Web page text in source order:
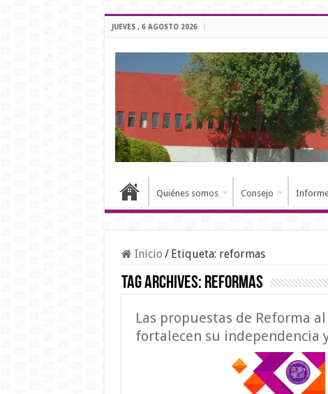
JUEVES , 6 AGOSTO 2026
Quiénes somos Consejo
Inicio / Etiqueta: reformas
Tag Archives: reformas
Las propuestas de Reforma
fortalecen su independencia